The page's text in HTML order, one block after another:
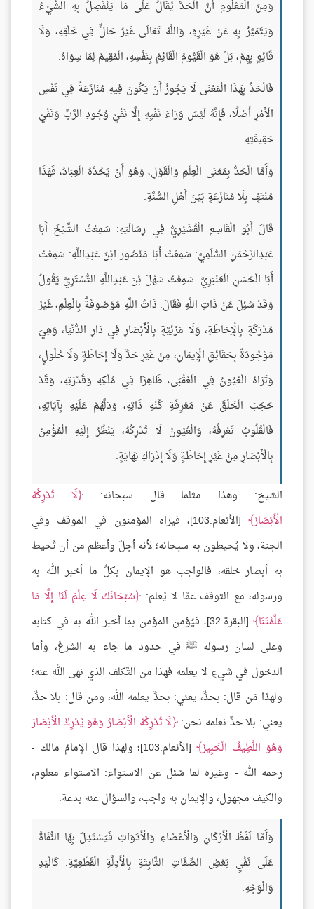
وَمِنَ الْمَعْلُومِ أَنَّ الْحَدَّ يُقَالُ عَلَى مَا يَنْفَصِلُ بِهِ الشَّيْءُ
وَيَتَمَيَّزُ بِهِ عَنْ غَيْرِهِ، وَاللَّهُ تَعَالَى غَيْرُ حَالٍّ فِي خَلْقِهِ، وَلَا
قَائِمٍ بِهِمْ، بَلْ هُوَ الْقَيُّومُ الْقَائِمُ بِنَفْسِهِ، الْمُقِيمُ لِمَا سِوَاهُ.
فَالْحَدُّ بِهَذَا الْمَعْنَى لَا يَجُوزُ أَنْ يَكُونَ فِيهِ مُنَازَعَةٌ فِي نَفْسِ
الْأَمْرِ أَصْلًا، فَإِنَّهُ لَيْسَ وَرَاءَ نَفْيِهِ إِلَّا نَفْيُ وُجُودِ الرَّبِّ وَنَفْيُ
حَقِيقَتِهِ.
وَأَمَّا الْحَدُّ بِمَعْنَى الْعِلْمِ وَالْقَوْلِ، وَهُوَ أَنْ يَحُدَّهُ الْعِبَادُ، فَهَذَا
مُنْتَفٍ بِلَا مُنَازَعَةٍ بَيْنَ أَهْلِ السُّنَّةِ.
قَالَ أَبُو الْقَاسِمِ الْقُشَيْرِيُّ فِي رِسَالَتِهِ: سَمِعْتُ الشَّيْخَ أَبَا
عَبْدِالرَّحْمَنِ السُّلَمِيَّ: سَمِعْتُ أَبَا مَنْصُور ابْنَ عَبْدِاللَّهِ: سَمِعْتُ
أَبَا الْحَسَنِ الْعَنْبَرِيَّ: سَمِعْتُ سَهْلَ بْنَ عَبْدِاللَّهِ التُّسْتَرِيَّ يَقُولُ
وَقَدْ سُئِلَ عَنْ ذَاتِ اللَّهِ فَقَالَ: ذَاتُ اللَّهِ مَوْصُوفَةٌ بِالْعِلْمِ، غَيْرُ
مُدْرَكَةٍ بِالْإِحَاطَةِ، وَلَا مَرْئِيَّةٍ بِالْأَبْصَارِ فِي دَارِ الدُّنْيَا، وَهِيَ
مَوْجُودَةٌ بِحَقَائِقِ الْإِيمَانِ، مِنْ غَيْرِ حَدٍّ وَلَا إِحَاطَةٍ وَلَا حُلُولٍ،
وَتَرَاهُ الْعُيُونُ فِي الْعُقْبَى، ظَاهِرًا فِي مُلْكِهِ وَقُدْرَتِهِ، وَقَدْ
حَجَبَ الْخَلْقَ عَنْ مَعْرِفَةِ كُنْهِ ذَاتِهِ، وَدَلَّهُمْ عَلَيْهِ بِآيَاتِهِ،
فَالْقُلُوبُ تَعْرِفُهُ، وَالْعُيُونُ لَا تُدْرِكُهُ، يَنْظُرُ إِلَيْهِ الْمُؤْمِنُ
بِالْأَبْصَارِ مِنْ غَيْرِ إِحَاطَةٍ وَلَا إِدْرَاكِ نِهَايَةٍ.
الشيخ: وهذا مثلما قال سبحانه: لَا تُدْرِكُهُ
الْأَبْصَارُ
[الأنعام:103]، فيراه المؤمنون في الموقف وفي
الجنة، ولا يُحيطون به سبحانه؛ لأنه أجلّ وأعظم من أن تُحيط
به أبصار خلقه، فالواجب هو الإيمان بكلِّ ما أخبر الله به
ورسوله، مع التوقف عمَّا لا يُعلم:
سُبْحَانَكَ لَا عِلْمَ لَنَا إِلَّا مَا
عَلَّمْتَنَا
[البقرة:32]، فيُؤمن المؤمن بما أخبر الله به في كتابه
وعلى لسان رسوله ﷺ في حدود ما جاء به الشرعُ، وأما
الدخول في شيءٍ لا يعلمه فهذا من التَّكلف الذي نهى الله عنه؛
ولهذا مَن قال: بحدٍّ، يعني: بحدٍّ يعلمه الله، ومن قال: بلا حدٍّ،
يعني: بلا حدٍّ نعلمه نحن: لَا تُدْرِكُهُ الْأَبْصَارُ وَهُوَ يُدْرِكُ الْأَبْصَارَ
وَهُوَ اللَّطِيفُ الْخَبِيرُ
[الأنعام:103]؛ ولهذا قال الإمامُ مالك -
رحمه الله - وغيره لما سُئل عن الاستواء: الاستواء معلوم،
والكيف مجهول، والإيمان به واجب، والسؤال عنه بدعة.
وَأَمَّا لَفْظُ الْأَرْكَانِ وَالْأَعْضَاءِ وَالْأَدَوَاتِ فَيَسْتَدِلّ بِهَا النُّفَاةُ
عَلَى نَفْيِ بَعْضِ الصِّفَاتِ الثَّابِتَةِ بِالْأَدِلَّةِ الْقَطْعِيَّةِ: كَالْيَدِ
وَالْوَجْهِ.